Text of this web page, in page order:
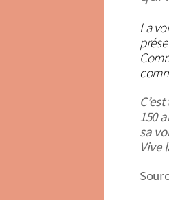
La
150
sa
Vive